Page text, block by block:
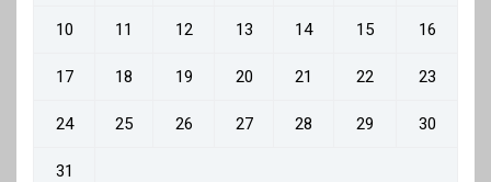
10 11 12 13 14 15 16
17 18 19 20 21 22 23
24 25 26 27 28 29 30
31